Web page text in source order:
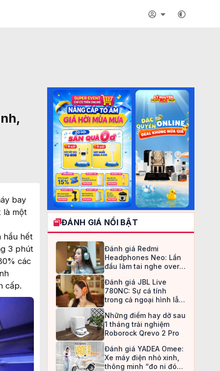
bay
là một
hầu hết
3 phút
các
cấp.
ĐÁNH GIÁ NỔI BẬT
Đánh giá Redmi
Headphones Neo: Lần
đầu làm tai nghe over-
an toàn
Đánh giá JBL Live
780NC: Sự cá tính
trong cả ngoại hình lẫn
Những điểm hay dở sau
1 tháng trải nghiệm
Roborock Qrevo 2 Pro
Đánh giá YADEA Omee:
Xe máy điện nhỏ xinh,
thông minh “đo ni đóng